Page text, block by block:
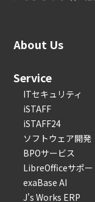
About Us
Service
ITセキュリティ
iSTAFF
iSTAFF24
ソフトウェア開発
BPOサービス
LibreOfficeサポー
exaBase AI
J's Works ERP